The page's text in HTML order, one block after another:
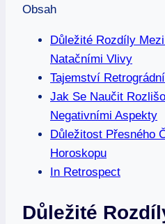
Obsah
Důležité Rozdíly
Natačními Vlivy
Tajemství
Jak Se Naučit
Negativními Aspekty
Důležitost Přesného
Horoskopu
In Retrospect
Důležité